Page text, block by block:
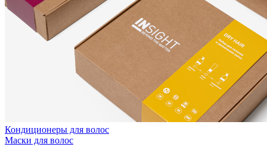
Кондиционеры для волос
Маски для волос